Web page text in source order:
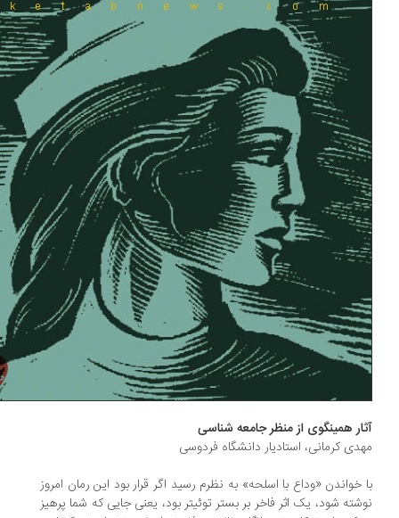
همینگوی از منظر جامعه شناسی
کرمانی، استادیار دانشگاه فردوسی
خواندن «وداع با اسلحه» به نظرم رسید اگر قرار بود این رمان امروز
شود، یک اثر فاخر بر بستر توئیتر بود، یعنی جایی که شما پرهیز